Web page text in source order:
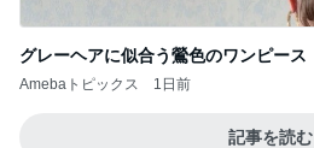
グレーヘアに似合う鶯色のワンピース
Amebaトピックス 1日前
記事を読む